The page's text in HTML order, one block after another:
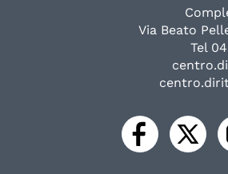
Via Beato
Tel